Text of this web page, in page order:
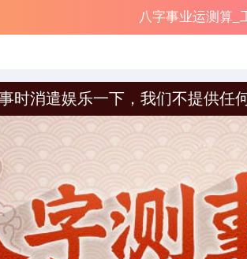
八字事业运测算_
，我们不提供任何封建迷信内容